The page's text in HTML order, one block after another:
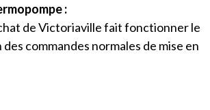
:
de Victoriaville fait fonctionner le
commandes normales de mise en